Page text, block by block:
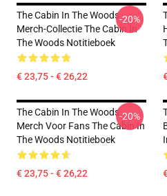
The Cabin In The Woods
Merch-Collectie The Cabin In
The Woods Notitieboek
€ 23,75 - € 26,22
-20%
The Cabin In The Woods
Merch Voor Fans The Cabin In
The Woods Notitieboek
€ 23,75 - € 26,22
-20%